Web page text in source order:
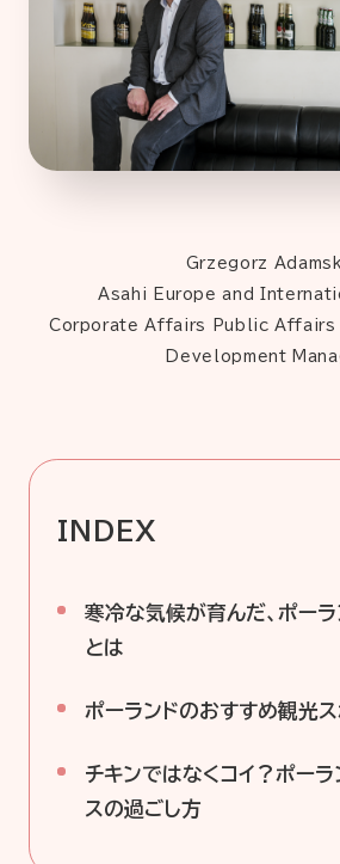
Grzegorz
Asahi Europe and
Corporate Affairs Public Affairs
Development
INDEX
寒冷な気候が育んだ、ポー
とは
ポーランドのおすすめ観光ス
チキンではなくコイ？ポーラ
スの過ごし方